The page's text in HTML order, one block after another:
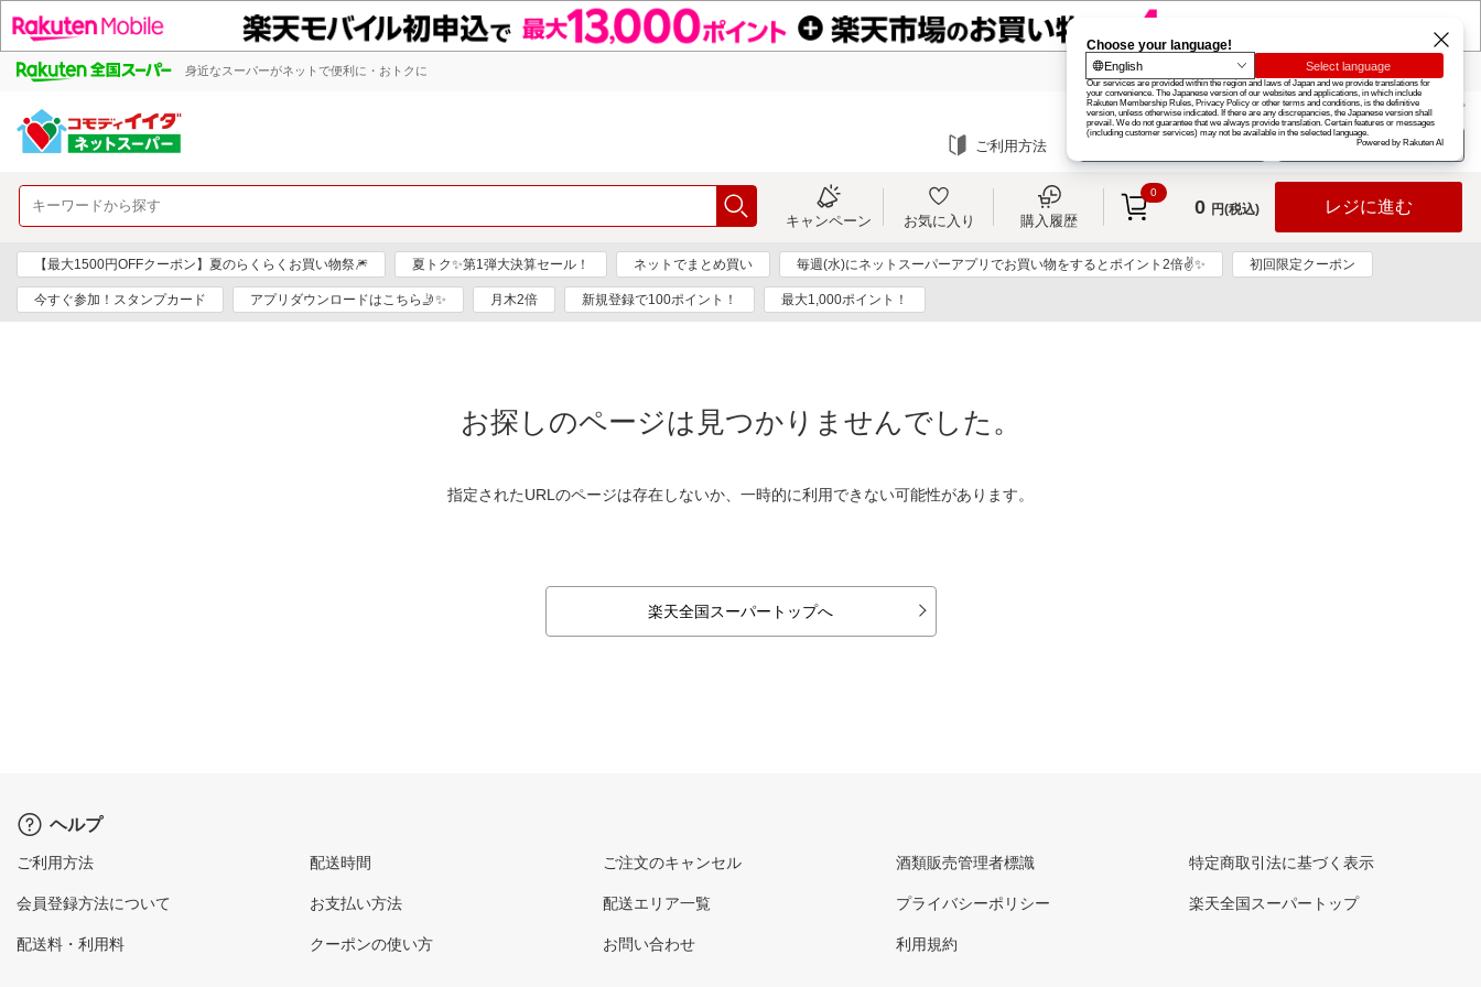
身近なスーパーがネットで便利に・おトクに 楽天グループ カード
お知らせ ヘルプ
ご利用方法 ログイン
キャンペーン お気に入り 購入履歴
0
0 円(税込) レジに進む
【最大1500円OFFクーポン】夏のらくらくお買い物祭🎆 夏トク✨第1弾大決算セール！ ネットでまとめ買い 毎週(水)にネットスーパーアプリでお買い物をするとポイント2倍✌✨ 初回限定クーポン
今すぐ参加！スタンプカード アプリダウンロードはこちら🤳✨ 月木2倍 新規登録で100ポイント！ 最大1,000ポイント！
お探しのページは見つかりませんでした。
指定されたURLのページは存在しないか、一時的に利用できない可能性があります。
楽天全国スーパートップへ
ヘルプ
ご利用方法
会員登録方法について
配送料・利用料
配送時間
お支払い方法
クーポンの使い方
ご注文のキャンセル
配送エリア一覧
お問い合わせ
酒類販売管理者標識
プライバシーポリシー
利用規約
特定商取引法に基づく表示
楽天全国スーパートップ